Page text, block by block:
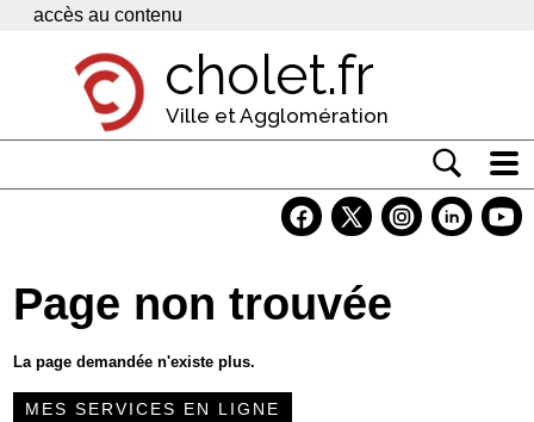
Panneau de gestion des cookies
accès au contenu
cholet.fr
Ville et Agglomération
Economie
Services
Contacts
Page non trouvée
La page demandée n'existe plus.
MES SERVICES EN LIGNE